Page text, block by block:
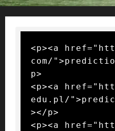
<p><a
com/
p>
<p><a
edu.pl/
></p>
<p><a